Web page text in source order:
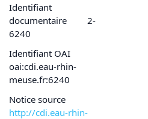
Identifiant
documentaire
2-
6240
Identifiant OAI
oai:cdi.eau-rhin-
meuse.fr:6240
Notice source
http://cdi.eau-rhin-